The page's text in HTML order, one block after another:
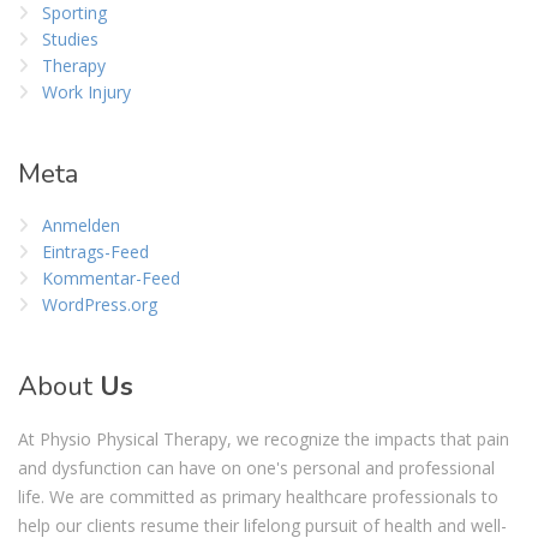
Sporting
Studies
Therapy
Work Injury
Meta
Anmelden
Eintrags-Feed
Kommentar-Feed
WordPress.org
About Us
At Physio Physical Therapy, we recognize the impacts that pain
and dysfunction can have on one's personal and professional
life. We are committed as primary healthcare professionals to
help our clients resume their lifelong pursuit of health and well-